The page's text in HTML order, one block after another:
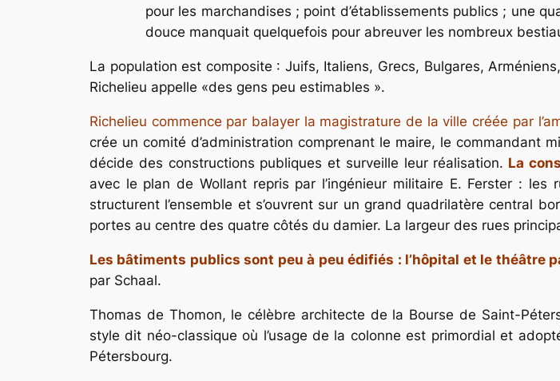
pour les marchandises ; point d’établissements publics ; une
douce manquait quelquefois pour abreuver les nombreux
La population est composite : Juifs, Italiens, Grecs, Bulgares,
Richelieu appelle «des gens peu estimables ».
Richelieu commence par balayer la magistrature de la ville créée par
crée un comité d’administration comprenant le maire, le commandant
décide des constructions publiques et surveille leur réalisation. La
avec le plan de Wollant repris par l’ingénieur militaire E. Ferster :
structurent l’ensemble et s’ouvrent sur un grand quadrilatère central
portes au centre des quatre côtés du damier. La largeur des rues
Les bâtiments publics sont peu à peu édifiés : l’hôpital et le théâtre
par Schaal.
Thomas de Thomon, le célèbre architecte de la Bourse de Saint-
style dit néo-classique où l’usage de la colonne est primordial et
Pétersbourg.